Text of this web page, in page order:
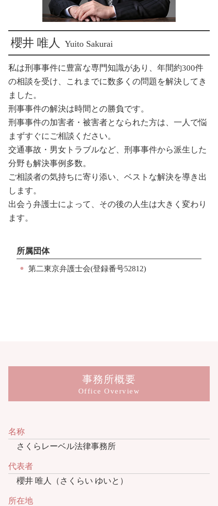
新宿 刑事事件
櫻井 唯人 Yuito Sakurai
私は刑事事件に豊富な専門知識があり、年間約300件
の相談を受け、これまでに数多くの問題を解決してき
ました。
刑事事件の解決は時間との勝負です。
刑事事件の加害者・被害者となられた方は、一人で悩
まずすぐにご相談ください。
交通事故・男女トラブルなど、刑事事件から派生した
分野も解決事例多数。
ご相談者の気持ちに寄り添い、ベストな解決を導き出
します。
出会う弁護士によって、その後の人生は大きく変わり
ます。
所属団体
第二東京弁護士会(登録番号52812)
事務所概要
Office Overview
名称
さくらレーベル法律事務所
代表者
櫻井 唯人（さくらい ゆいと）
所在地